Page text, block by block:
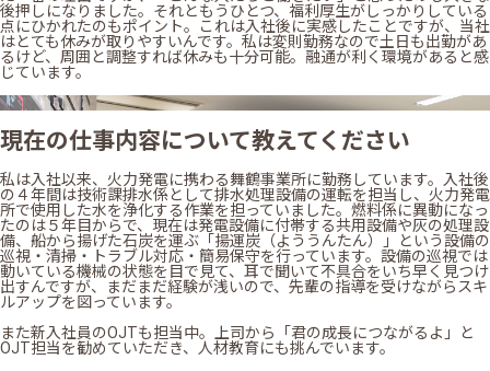
後押しになりました。それともうひとつ、福利厚生がしっかりしている
点にひかれたのもポイント。これは入社後に実感したことですが、当社
はとても休みが取りやすいんです。私は変則勤務なので土日も出勤があ
るけど、周囲と調整すれば休みも十分可能。融通が利く環境があると感
じています。
現在の仕事内容について教えてください
私は入社以来、火力発電に携わる舞鶴事業所に勤務しています。入社後
の４年間は技術課排水係として排水処理設備の運転を担当し、火力発電
所で使用した水を浄化する作業を担っていました。燃料係に異動になっ
たのは５年目からで、現在は発電設備に付帯する共用設備や灰の処理設
備、船から揚げた石炭を運ぶ「揚運炭（よううんたん）」という設備の
巡視・清掃・トラブル対応・簡易保守を行っています。設備の巡視では
動いている機械の状態を目で見て、耳で聞いて不具合をいち早く見つけ
出すんですが、まだまだ経験が浅いので、先輩の指導を受けながらスキ
ルアップを図っています。
また新入社員のOJTも担当中。上司から「君の成長につながるよ」と
OJT担当を勧めていただき、人材教育にも挑んでいます。